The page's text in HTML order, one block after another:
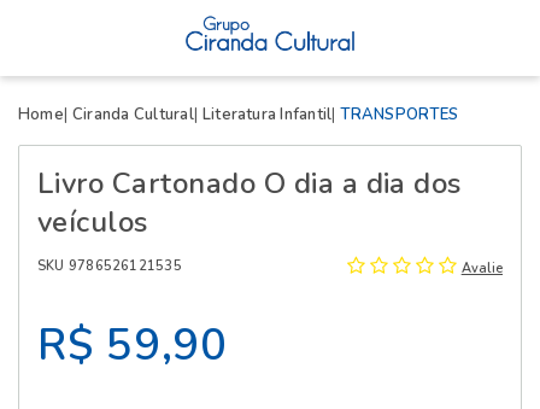
Home Ciranda Cultural Literatura Infantil TRANSPORTES
Livro Cartonado O dia a dia dos
veículos
SKU 9786526121535 Avalie
R$ 59,90